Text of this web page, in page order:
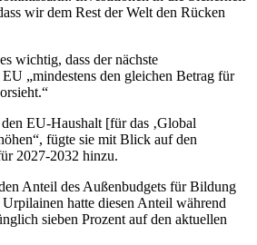
wir dem Rest der Welt den Rücken
wichtig, dass der nächste
EU „mindestens den gleichen Betrag für
EU-Haushalt [für das ‚Global
fügte sie mit Blick auf den
2027-2032 hinzu.
Anteil des Außenbudgets für Bildung
hatte diesen Anteil während
sieben Prozent auf den aktuellen